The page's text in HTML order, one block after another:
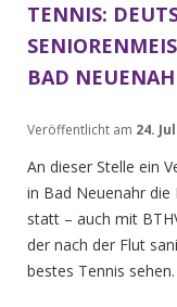
TENNIS:
BAD
Veröffentlicht am 24.
An dieser Stelle ein
in Bad Neuenahr
statt – auch mit
der nach der Flut
bestes Tennis